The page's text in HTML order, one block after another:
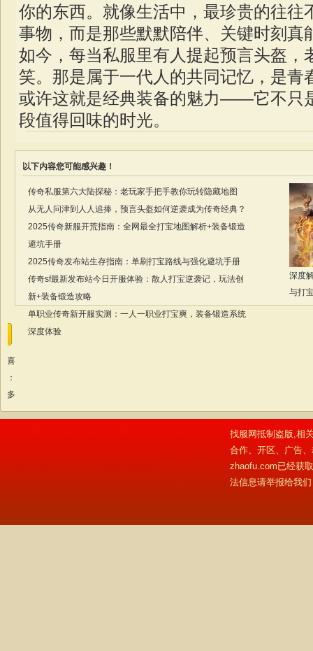
你的东西。就像生活中，最珍贵的往往
事物，而是那些默默陪伴、关键时刻真
如今，每当私服里有人提起预言头盔，
笑。那是属于一代人的共同记忆，是青
或许这就是经典装备的魅力——它不只
段值得回味的时光。
以下内容您可能感兴趣！
传奇私服第六大陆探秘：老玩家手把手教你玩转隐藏地图
从无人问津到人人追捧，预言头盔如何逆袭成为传奇经典？
2025传奇新服开荒指南：全网最全打宝地图解析+装备锻造
避坑手册
2025传奇发布站生存指南：单刷打宝路线与强化避坑手册
传奇sf最新发布站今日开服体验：散人打宝逆袭记，玩法创
新+装备锻造攻略
单职业传奇新开服实测：一人一职业打宝爽，装备锻造系统
深度体验
深度
与打
喜
：
多
找服网抵制盗版,相
合作、开区、广告
zhaofu.com已经获
法信息请举报给我